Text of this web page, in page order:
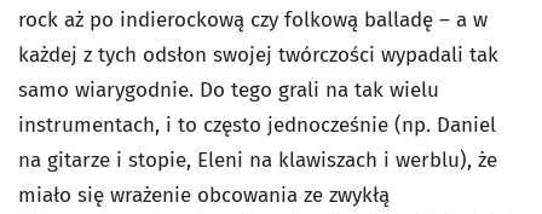
rock aż po indierockową czy folkową balladę – a w
każdej z tych odsłon swojej twórczości wypadali tak
samo wiarygodnie. Do tego grali na tak wielu
instrumentach, i to często jednocześnie (np. Daniel
na gitarze i stopie, Eleni na klawiszach i werblu), że
miało się wrażenie obcowania ze zwykłą